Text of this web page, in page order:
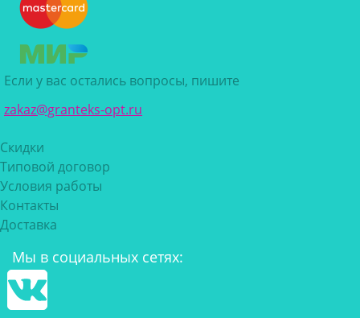
Если у вас остались вопросы, пишите
zakaz@granteks-opt.ru
Скидки
Типовой договор
Условия работы
Контакты
Доставка
Мы в социальных сетях: